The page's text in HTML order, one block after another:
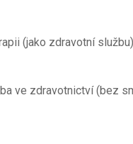
(jako zdravotní službu)
ve zdravotnictví (bez